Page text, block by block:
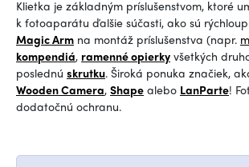
Klietka je základným príslušenstvom, ktoré
k fotoaparátu ďalšie súčasti, ako sú
Magic Arm na montáž príslušenstva (napr.
kompendiá, ramenné opierky všetkých
poslednú skrutku. Široká ponuka značiek,
Wooden Camera, Shape alebo LanParte!
dodatočnú ochranu.